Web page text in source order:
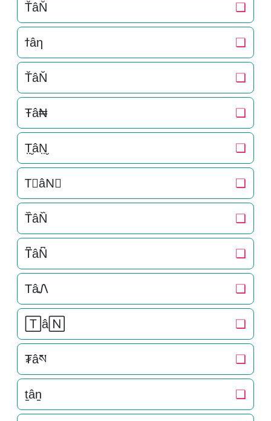
T̆âN̆ ❏
ϯâη ❏
T̆âN̆ ❏
Ŧâ₦ ❏
T̤̮âN̤̮ ❏
T⃘âN⃘ ❏
T᷈âN᷈ ❏
T͆âN͆ ❏
TâᏁ ❏
🅃â🄽 ❏
₮âས ❏
t̠ân̠ ❏